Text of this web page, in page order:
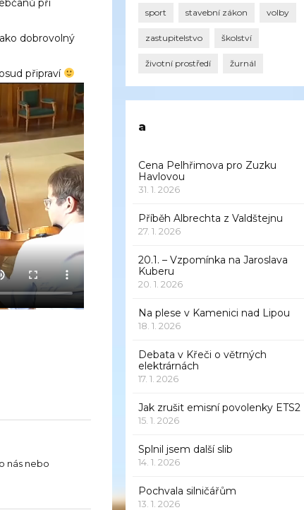
při
dobrovolný
připraví
nás nebo
sport stavební zákon volby
zastupitelstvo školství
životní prostředí žurnál
a
Cena Pelhřimova pro Zuzku
Havlovou
31. 1. 2026
Příběh Albrechta z Valdštejnu
27. 1. 2026
20.1. – Vzpomínka na Jaroslava
Kuberu
20. 1. 2026
Na plese v Kamenici nad Lipou
18. 1. 2026
Debata v Křeči o větrných
elektrárnách
17. 1. 2026
Jak zrušit emisní povolenky ETS2
15. 1. 2026
Splnil jsem další slib
14. 1. 2026
Pochvala silničářům
13. 1. 2026